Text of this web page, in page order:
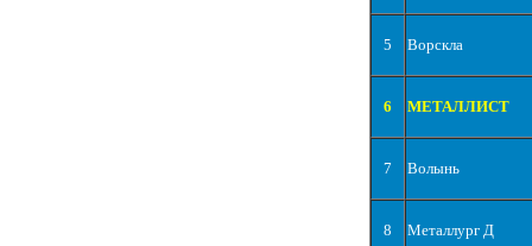
5 Ворскла
6 МЕТАЛЛИСТ
7 Волынь
8 Металлург Д